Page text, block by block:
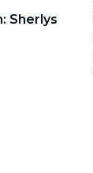
Sherlys